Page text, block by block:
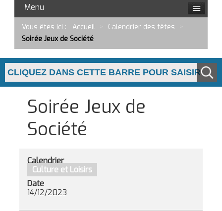
Menu
Vous êtes ici : Accueil Calendrier des fêtes
Soirée Jeux de Société
Soirée Jeux de
Société
Calendrier
Culture et Loisirs
Date
14/12/2023